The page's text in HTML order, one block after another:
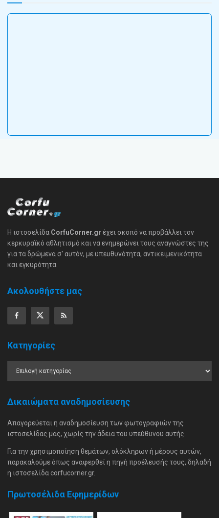
Η ιστοσελίδα CorfuCorner.gr έχει σκοπό να προβάλλει τον
κερκυραϊκό αθλητισμό και να ενημερώνει τους αναγνώστες της
για τα δρώμενα σ' αυτόν, με υπευθυνότητα, αντικειμενικότητα
και εγκυρότητα.
Ακολουθήστε μας
Κατηγορίες
Δικαιώματα αναδημοσίευσης
Απαγορεύεται η αναδημοσίευση των φωτογραφιών της
ιστοσελίδας μας, χωρίς την άδεια του υπεύθυνου αυτής.
Για την χρησιμοποίηση θεμάτων, ολόκληρων ή μέρους αυτών,
παρακαλούμε όπως αναφερθεί η πηγή προέλευσής τους, δηλαδή
η ιστοσελίδα corfucorner.gr.
Πρωτοσέλιδα Εφημερίδων